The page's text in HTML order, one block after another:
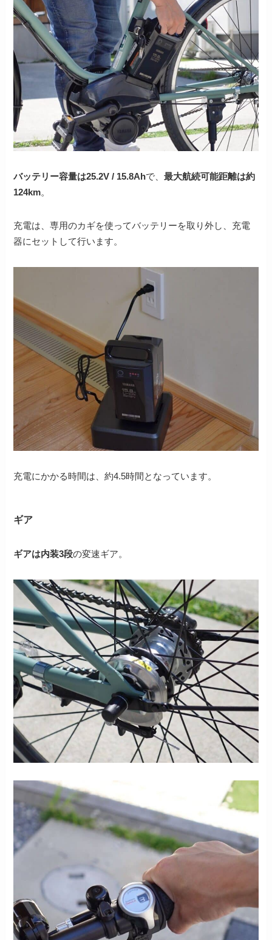
バッテリー容量は25.2V / 15.8Ahで、最大航続可能距離は約
124km。
充電は、専用のカギを使ってバッテリーを取り外し、充電
器にセットして行います。
充電にかかる時間は、約4.5時間となっています。
ギア
ギアは内装3段の変速ギア。